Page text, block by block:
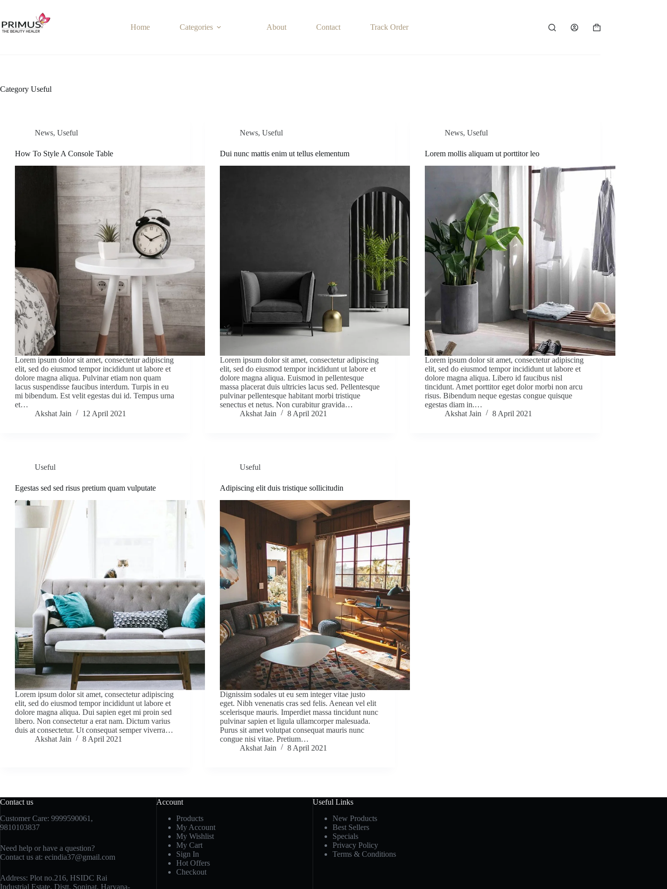
content
Home Categories About Contact Track Order
Shopping
Category Useful
News, Useful
How To Style A Console Table
Lorem ipsum dolor sit amet, consectetur adipiscing
elit, sed do eiusmod tempor incididunt ut labore et
dolore magna aliqua. Pulvinar etiam non quam
lacus suspendisse faucibus interdum. Turpis in eu
mi bibendum. Est velit egestas dui id. Tempus urna
et…
Akshat Jain
12 April 2021
News,Useful
Dui nunc mattis enim ut tellus elementum
Lorem ipsum dolor sit amet, consectetur adipiscing
elit, sed do eiusmod tempor incididunt ut labore et
dolore magna aliqua. Euismod in pellentesque
massa placerat duis ultricies lacus sed. Pellentesque
pulvinar pellentesque habitant morbi tristique
senectus et netus. Non curabitur gravida…
Akshat Jain
8 April 2021
News,Useful
Lorem mollis aliquam ut porttitor leo
Lorem ipsum dolor sit amet, consectetur adipiscing
elit, sed do eiusmod tempor incididunt ut labore et
dolore magna aliqua. Libero id faucibus nisl
tincidunt. Amet porttitor eget dolor morbi non arcu
risus. Bibendum neque egestas congue quisque
egestas diam in.…
Akshat Jain
8 April 2021
Useful
Egestas sed sed risus pretium quam vulputate
Lorem ipsum dolor sit amet, consectetur adipiscing
elit, sed do eiusmod tempor incididunt ut labore et
dolore magna aliqua. Dui sapien eget mi proin sed
libero. Non consectetur a erat nam. Dictum varius
duis at consectetur. Ut consequat semper viverra…
Akshat Jain
8 April 2021
Useful
Adipiscing elit duis tristique sollicitudin
Dignissim sodales ut eu sem integer vitae justo
eget. Nibh venenatis cras sed felis. Aenean vel elit
scelerisque mauris. Imperdiet massa tincidunt nunc
pulvinar sapien et ligula ullamcorper malesuada.
Purus sit amet volutpat consequat mauris nunc
congue nisi vitae. Pretium…
Akshat Jain
8 April 2021
Contact us
Customer Care: 9999590061,
9810103837
Need help or have a question?
Contact us at: ecindia37@gmail.com
Address: Plot no.216, HSIDC Rai
Industrial Estate, Distt. Sonipat, Haryana-
Account
Products
My Account
My Wishlist
My Cart
Sign In
Hot Offers
Checkout
Useful Links
New Products
Best Sellers
Specials
Privacy Policy
Terms & Conditions